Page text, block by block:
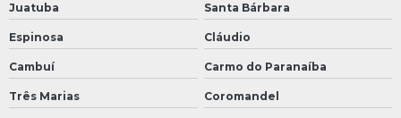
Juatuba Santa Bárbara
Espinosa Cláudio
Cambuí Carmo do Paranaíba
Três Marias Coromandel